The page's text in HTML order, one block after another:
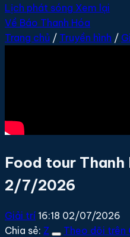
Lịch phát sóng Xem lại
Về Báo Thanh Hóa
Trang chủ / Truyền hình /
Food tour Thanh
2/7/2026
Giải trí 16:18 02/07/2026
Chia sẻ: Z Theo dõi trên